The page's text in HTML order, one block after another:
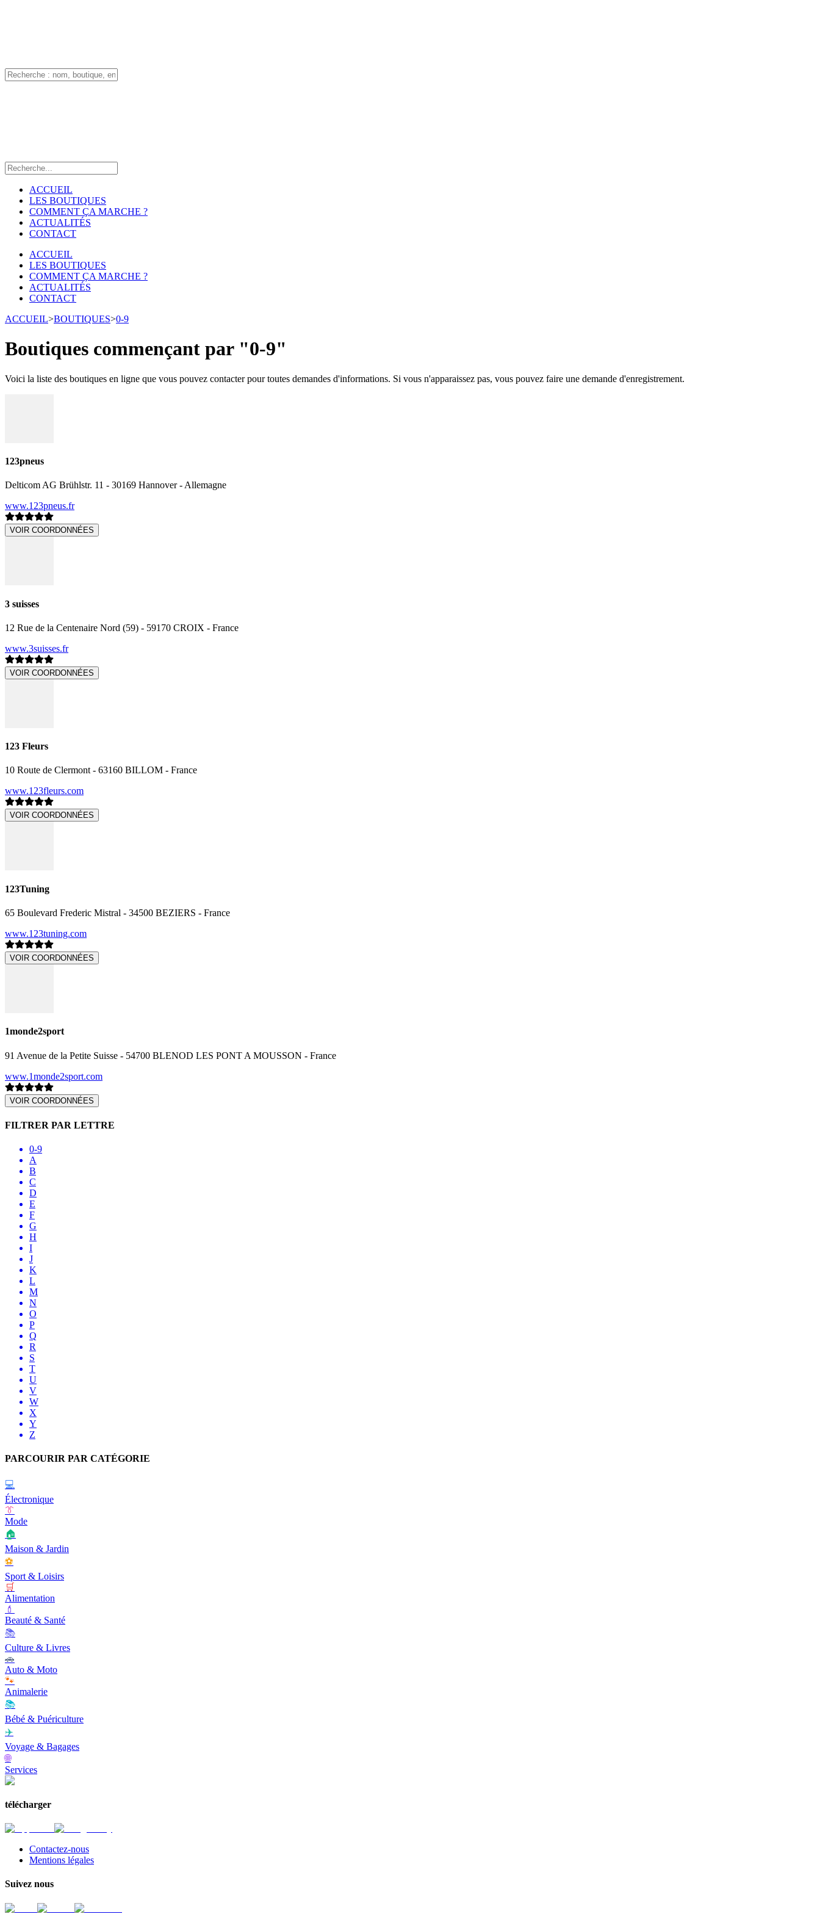
ACCUEIL
LES BOUTIQUES
COMMENT ÇA MARCHE ?
ACTUALITÉS
CONTACT
ACCUEIL
LES BOUTIQUES
COMMENT ÇA MARCHE ?
ACTUALITÉS
CONTACT
ACCUEIL>BOUTIQUES>0-9
Boutiques commençant par "0-9"
Voici la liste des boutiques en ligne que vous pouvez contacter pour toutes demandes d'informations. Si vous n'apparaissez pas, vous pouvez faire une demande d'enregistrement.
123pneus
Delticom AG Brühlstr. 11 - 30169 Hannover - Allemagne
www.123pneus.fr
VOIR COORDONNÉES
3 suisses
12 Rue de la Centenaire Nord (59) - 59170 CROIX - France
www.3suisses.fr
VOIR COORDONNÉES
123 Fleurs
10 Route de Clermont - 63160 BILLOM - France
www.123fleurs.com
VOIR COORDONNÉES
123Tuning
65 Boulevard Frederic Mistral - 34500 BEZIERS - France
www.123tuning.com
VOIR COORDONNÉES
1monde2sport
91 Avenue de la Petite Suisse - 54700 BLENOD LES PONT A MOUSSON - France
www.1monde2sport.com
VOIR COORDONNÉES
FILTRER PAR LETTRE
0-9
A
B
C
D
E
F
G
H
I
J
K
L
M
N
O
P
Q
R
S
T
U
V
W
X
Y
Z
PARCOURIR PAR CATÉGORIE
💻
Électronique
👔
Mode
🏠
Maison & Jardin
⚽
Sport & Loisirs
🛒
Alimentation
💄
Beauté & Santé
📚
Culture & Livres
🚗
Auto & Moto
🐾
Animalerie
📚
Bébé & Puériculture
✈️
Voyage & Bagages
🌐
Services
télécharger
Contactez-nous
Mentions légales
Suivez nous